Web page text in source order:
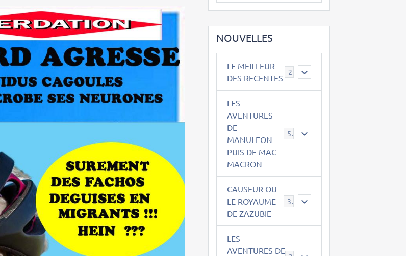
NOUVELLES
LE MEILLEUR
DES RECENTES
2
LES
AVENTURES
DE
MANULEON
PUIS DE MAC-
MACRON
543
CAUSEUR OU
LE ROYAUME
DE ZAZUBIE
38
LES
AVENTURES DE